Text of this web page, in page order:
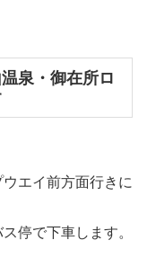
泉・御在所ロ
エイ前方面行きに
停で下車します。